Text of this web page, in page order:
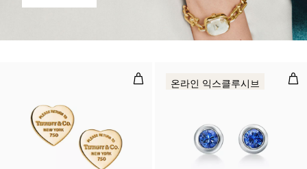
하트 태그 스터드 이어링, 옐로우 골
컬
온라인 익스클루시브